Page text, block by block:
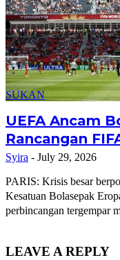
SUKAN
UEFA Ancam
Rancangan
Syira - July 29, 2026
PARIS: Krisis besar
Kesatuan Bolasepak
perbincangan tergempar
LEAVE A REPLY